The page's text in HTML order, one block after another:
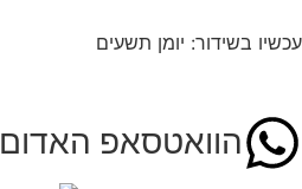
עכשיו בשידור: יומן תשעים
הוואטסאפ האדום